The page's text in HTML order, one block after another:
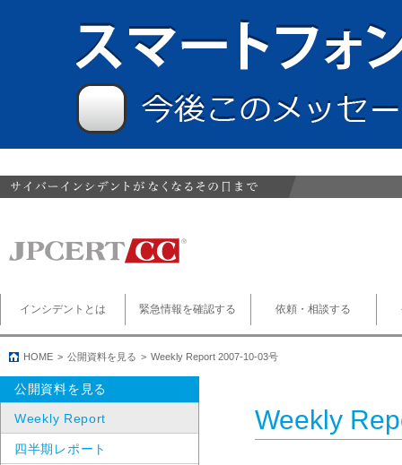
インシデントとは 緊急情報を確認する 依頼・相談する
HOME 公開資料を見る Weekly Report 2007-10-03号
Weekly
公開資料を見る
Weekly Report
四半期レポート